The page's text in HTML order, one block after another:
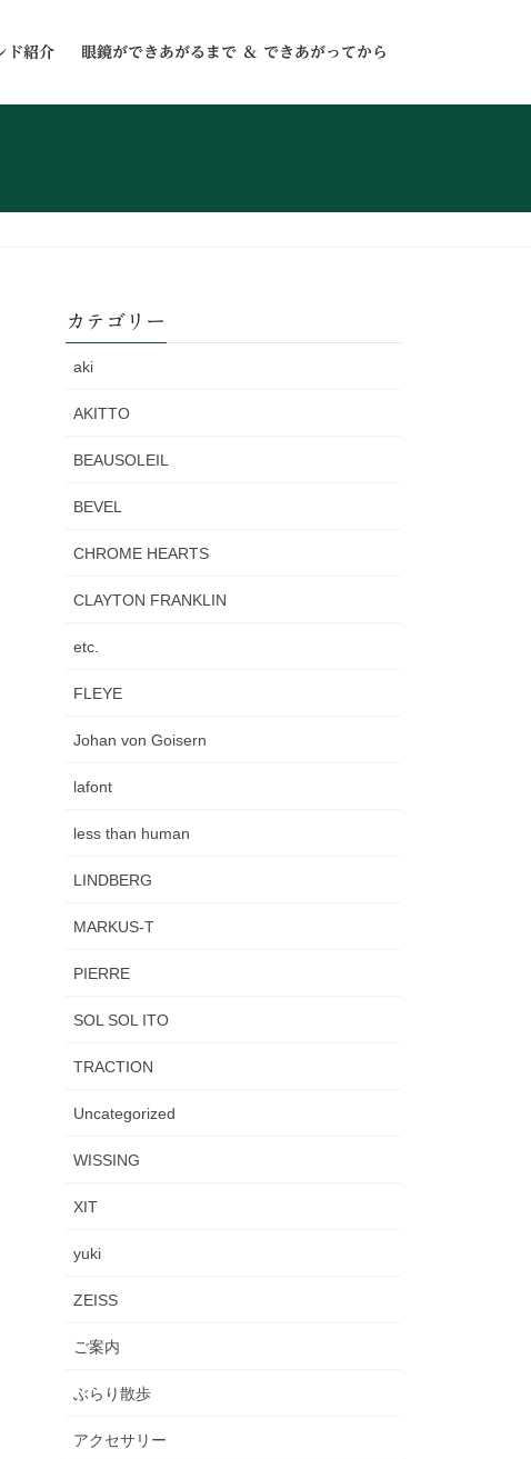
ド紹介 眼鏡ができあがるまで ＆ できあがってから
カテゴリー
aki
AKITTO
BEAUSOLEIL
BEVEL
CHROME HEARTS
CLAYTON FRANKLIN
etc.
FLEYE
Johan von Goisern
lafont
less than human
LINDBERG
MARKUS-T
PIERRE
SOL SOL ITO
TRACTION
Uncategorized
WISSING
XIT
yuki
ZEISS
ご案内
ぶらり散歩
アクセサリー